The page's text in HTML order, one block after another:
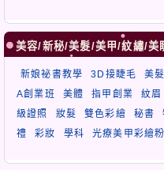
美容/新秘/美髮/美甲/紋繡/美
新娘祕書教學 3D接睫毛 美
A創業班
美體 指甲創業 紋眉
級證照
妝髮 雙色彩繪 秘書
禮
彩妝 學科 光療美甲彩繪